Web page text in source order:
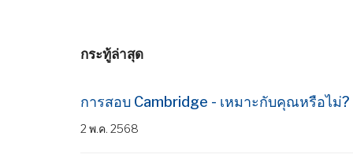
กระทู้ล่าสุด
การสอบ Cambridge - เหมาะกับคุณหรือไม่?
2 พ.ค. 2568